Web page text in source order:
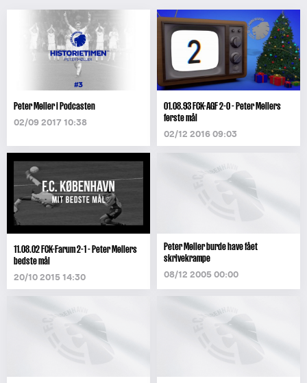
Peter Møller i Podcasten
02/09 2017 10:38
01.08.93 FCK-AGF 2-0 - Peter Møllers
første mål
02/12 2016 09:03
11.08.02 FCK-Farum 2-1 - Peter Møllers
bedste mål
20/10 2015 14:30
Peter Møller burde have fået
skrivekrampe
08/12 2005 00:00